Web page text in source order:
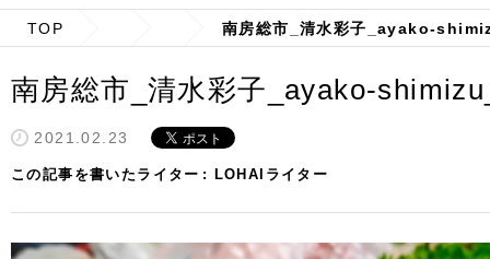
TOP 南房総市_清水彩子_ayako-
南房総市_清水彩子_ayako-
2021.02.23
この記事を書いたライター LOHAIライター